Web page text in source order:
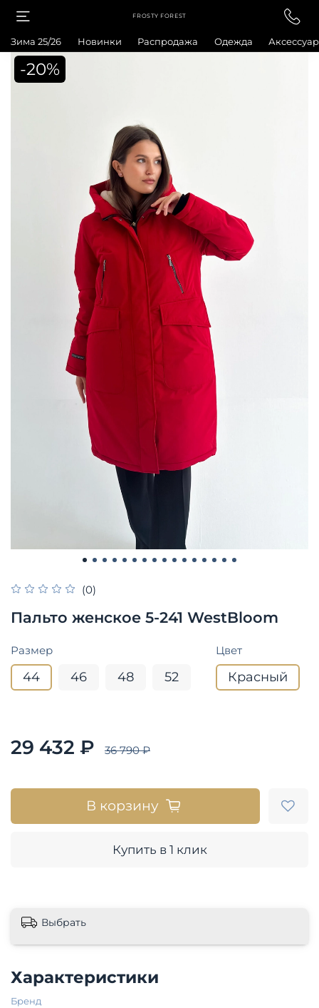
FROSTY FOREST
Зима 25/26 Новинки Распродажа Одежда
-20%
(0)
Пальто женское 5-241 WestBloom
Размер
44 46 48 52
Цвет
Красный
29 432 ₽ 36 790 ₽
В корзину
Купить в 1 клик
Выбрать
Характеристики
Бренд